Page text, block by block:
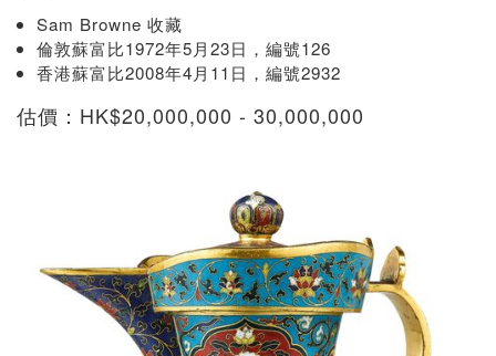
Sam Browne 收藏
倫敦蘇富比1972年5月23日，編號126
香港蘇富比2008年4月11日，編號2932
估價：HK$20,000,000 - 30,000,000